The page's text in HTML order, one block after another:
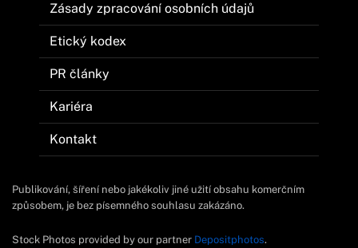
Zásady zpracování osobních údajů
Etický kodex
PR články
Kariéra
Kontakt
Publikování, šíření nebo jakékoliv jiné užití obsahu komerčním
způsobem, je bez písemného souhlasu zakázáno.
Stock Photos provided by our partner Depositphotos.